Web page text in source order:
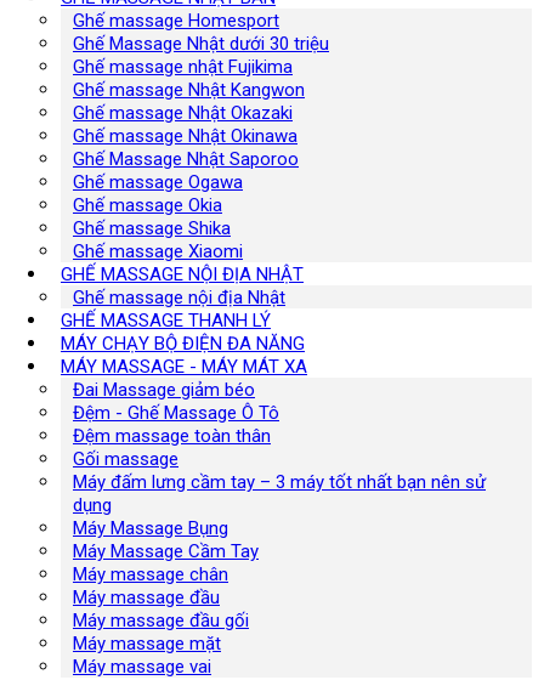
Ghế massage Homesport
Ghế Massage Nhật dưới 30 triệu
Ghế massage nhật Fujikima
Ghế massage Nhật Kangwon
Ghế massage Nhật Okazaki
Ghế massage Nhật Okinawa
Ghế Massage Nhật Saporoo
Ghế massage Ogawa
Ghế massage Okia
Ghế massage Shika
Ghế massage Xiaomi
GHẾ MASSAGE NỘI ĐỊA NHẬT
Ghế massage nội địa Nhật
GHẾ MASSAGE THANH LÝ
MÁY CHẠY BỘ ĐIỆN ĐA NĂNG
MÁY MASSAGE - MÁY MÁT XA
Đai Massage giảm béo
Đệm - Ghế Massage Ô Tô
Đệm massage toàn thân
Gối massage
Máy đấm lưng cầm tay – 3 máy tốt nhất bạn nên sử
dụng
Máy Massage Bụng
Máy Massage Cầm Tay
Máy massage chân
Máy massage đầu
Máy massage đầu gối
Máy massage mặt
Máy massage vai